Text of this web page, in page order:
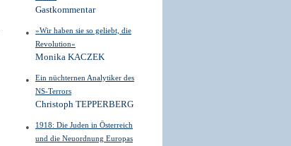
Gastkommentar
»Wir haben sie so geliebt, die
Revolution«
Monika KACZEK
Ein nüchternen Analytiker des
NS-Terrors
Christoph TEPPERBERG
1918: Die Juden in Österreich
und die Neuordnung Europas